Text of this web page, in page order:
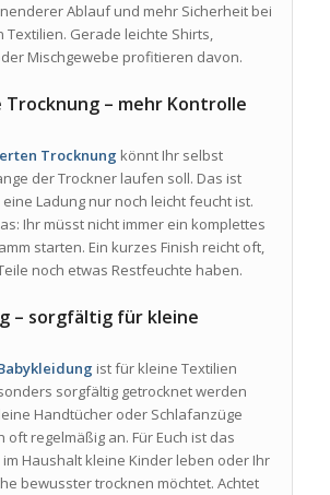
Ablauf und mehr Sicherheit bei
Gerade leichte Shirts,
Mischgewebe profitieren davon.
– mehr Kontrolle
Trocknung könnt Ihr selbst
der Trockner laufen soll. Das ist
Ladung nur noch leicht feucht ist.
Ihr müsst nicht immer ein komplettes
starten. Ein kurzes Finish reicht oft,
noch etwas Restfeuchte haben.
– sorgfältig für kleine
ist für kleine Textilien
sorgfältig getrocknet werden
Handtücher oder Schlafanzüge
oft regelmäßig an. Für Euch ist das
Haushalt kleine Kinder leben oder Ihr
bewusster trocknen möchtet. Achtet